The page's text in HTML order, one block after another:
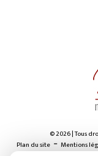
© 2026 | Tous
Plan du site - Mentions